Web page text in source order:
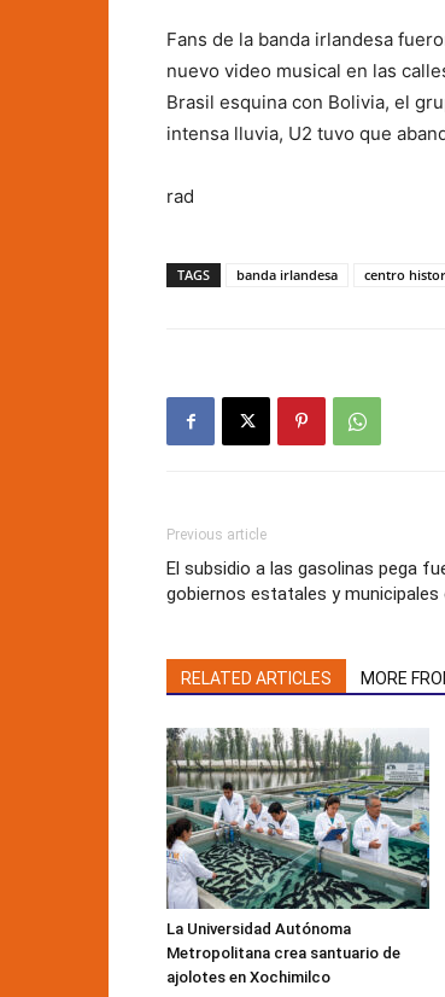
Fans de la banda irlandesa
nuevo video musical en las
Brasil esquina con Bolivia, el
intensa lluvia, U2 tuvo que
rad
TAGS banda irlandesa centro
Previous article
El subsidio a las gasolinas pega
gobiernos estatales y municipales
RELATED ARTICLES MORE
La Universidad Autónoma
Metropolitana crea santuario de
ajolotes en Xochimilco